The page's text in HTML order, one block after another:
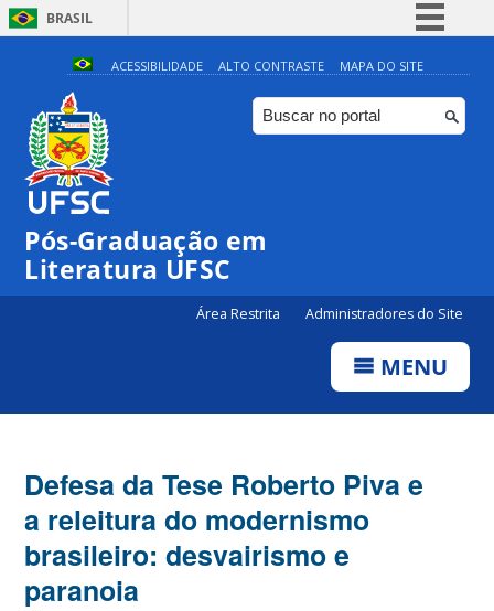
BRASIL
Simplifique!
Comunica BR
Participe
ACESSIBILIDADE ALTO CONTRASTE MAPA DO SITE
Pós-Graduação em
Literatura UFSC
Área Restrita Administradores do Site
MENU
Defesa da Tese Roberto Piva e
a releitura do modernismo
brasileiro: desvairismo e
paranoia